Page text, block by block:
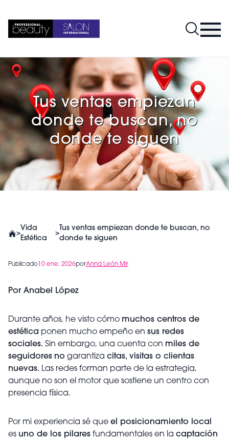
Tus ventas empiezan
donde te buscan, no
donde te siguen
>
Vida
Estética
>
Tus ventas empiezan donde te buscan, no
donde te siguen
Publicado 10 ene. 2026porAnna León Mir
Por Anabel López
Durante años, he visto cómo muchos centros de
estética ponen mucho empeño en sus redes
sociales. Sin embargo, una cuenta con miles de
seguidores no garantiza citas, visitas o clientas
nuevas. Las redes forman parte de la estrategia,
aunque no son el motor que sostiene un centro con
presencia física.
Por mi experiencia sé que el posicionamiento local
es uno de los pilares fundamentales en la captación